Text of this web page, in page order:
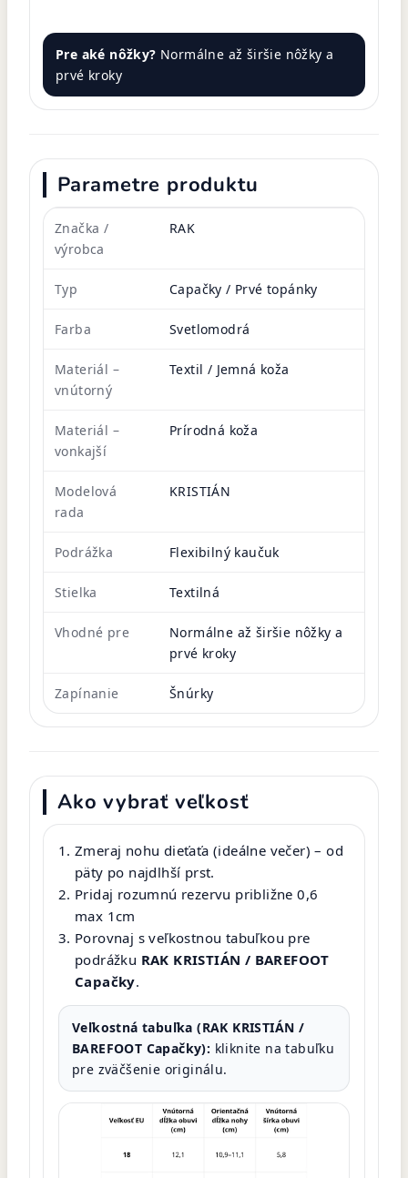
Pre aké nôžky? Normálne až širšie nôžky a
prvé kroky
Parametre produktu
Značka /
výrobca
RAK
Typ Capačky / Prvé topánky
Farba Svetlomodrá
Materiál –
vnútorný
Textil / Jemná koža
Materiál –
vonkajší
Prírodná koža
Modelová
rada
KRISTIÁN
Podrážka Flexibilný kaučuk
Stielka Textilná
Vhodné pre
Normálne až širšie nôžky a
prvé kroky
Zapínanie Šnúrky
Ako vybrať veľkosť
Zmeraj nohu dieťaťa (ideálne večer) – od
päty po najdlhší prst.
Pridaj rozumnú rezervu približne 0,6
max 1cm
Porovnaj s veľkostnou tabuľkou pre
podrážku RAK KRISTIÁN / BAREFOOT
Capačky.
Veľkostná tabuľka (RAK KRISTIÁN /
BAREFOOT Capačky): kliknite na tabuľku
pre zväčšenie originálu.